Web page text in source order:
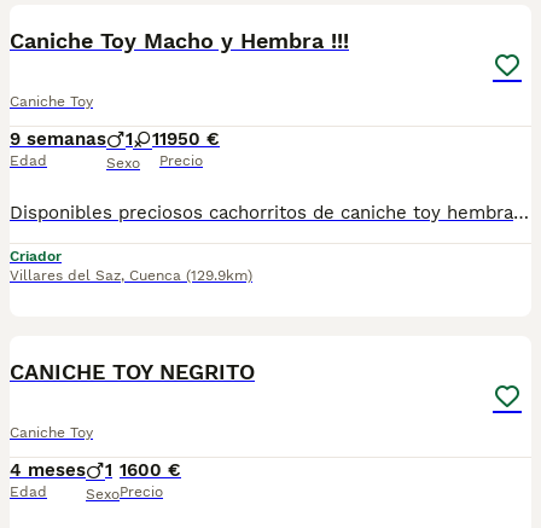
Caniche Toy Macho y Hembra !!!
Caniche Toy
9 semanas
Edad
1 1
Sexo
1950 €
Precio
Disponibles preciosos cachorritos de caniche toy hembra y macho un verdadero encanto se entregarán primera semana de septiembre con toda la vacunación completa, para que se. Vallan fuertes y sanos con sus nuevas familias estos cachorritos que estás viendo en las fotos ya que son actuales de los cachorros disponibles, para más información no dudes en pedirnos información estaremos encantados de poderte ayudar. Un saludo Hembra 2200
Criador
Villares del Saz, Cuenca (129.9km)
CANICHE TOY NEGRITO
Caniche Toy
4 meses
Edad
1
Sexo
1600 €
Precio